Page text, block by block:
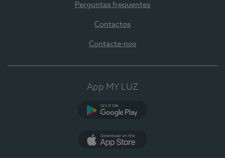
Perguntas frequentes
Contactos
Contacte-nos
App MY LUZ